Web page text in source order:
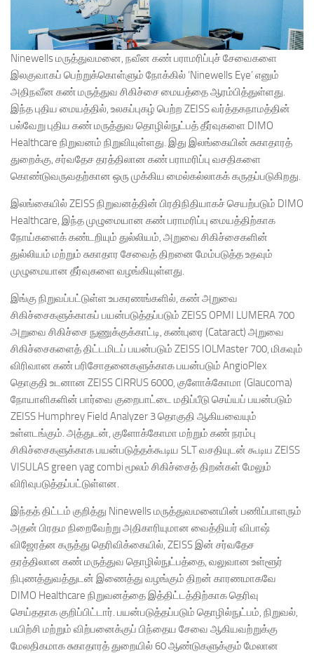
Ninewells மருத்துவமனை, நவீன கண் பராமரிப்புச் சேவைகளை
இலகுவாகப் பெற்றுக்கொள்ளும் நோக்கில் ‘Ninewells Eye’ எனும்
அதிநவீன கண் மருத்துவ சிகிச்சை மையத்தை ஆரம்பித்துள்ளது.
இந்த புதிய மையத்தில், உலகப்புகழ் பெற்ற ZEISS வர்த்தகநாமத்தின்
பல்வேறு புதிய கண் மருத்துவ தொழில்நுட்பத் தீர்வுகளை DIMO
Healthcare நிறுவனம் நிறுவியுள்ளது. இது இலங்கையின் சுகாதாரத்
துறைக்கு, சர்வதேச தரத்திலான கண் பராமரிப்பு வசதிகளை
கொண்டுவருவதற்கான ஒரு முக்கிய மைல்கல்லாகக் கருதப்படுகிறது.
இலங்கையில் ZEISS நிறுவனத்தின் பிரதிநிதியாகச் செயற்படும் DIMO
Healthcare, இந்த முழுமையான கண் பராமரிப்பு மையத்திற்காக
நோய்களைக் கண்டறியும் துல்லியம், அறுவை சிகிச்சைகளின்
துல்லியம் மற்றும் சுகாதார சேவைத் திறனை மேம்படுத்த உதவும்
முழுமையான தீர்வுகளை வழங்கியுள்ளது.
இங்கு நிறுவப்பட்டுள்ள உபகரணங்களில், கண் அறுவை
சிகிச்சைகளுக்காகப் பயன்படுத்தப்படும் ZEISS OPMI LUMERA 700
அறுவை சிகிச்சை நுணுக்குக்காட்டி, கண்புரை (Cataract) அறுவை
சிகிச்சைகளைத் திட்டமிடப் பயன்படும் ZEISS IOLMaster 700, மிகவும்
விரிவான கண் பரிசோதனைகளுக்காக பயன்படும் AngioPlex
தொகுதி உடனான ZEISS CIRRUS 6000, குளோக்கோமா (Glaucoma)
நோயாளிகளின் பார்வை குறைபாட்டை மதிப்பீடு செய்யப் பயன்படும்
ZEISS Humphrey Field Analyzer 3 தொகுதி ஆகியவையும்
உள்ளடங்கும். அத்துடன், குளோக்கோமா மற்றும் கண் நரம்பு
சிகிச்சைகளுக்காக பயன்படுத்தக்கூடிய SLT வசதியுடன் கூடிய ZEISS
VISULAS green yag combi மூலம் சிகிச்சைத் திறன்கள் மேலும்
விரிவுபடுத்தப்பட்டுள்ளன.
இந்தத் திட்டம் குறித்து Ninewells மருத்துவமனையின் பணிப்பாளரும்
அதன் பிரதம நிறைவேற்று அதிகாரியுமான வைத்தியர் விபாஷ்
விஜேரத்ன கருத்து தெரிவிக்கையில், ZEISS இன் சர்வதேச
தரத்திலான கண் மருத்துவ தொழில்நுட்பத்தை, வலுவான உள்ளூர்
நிபுணத்துவத்துடன் இணைத்து வழங்கும் திறன் காரணமாகவே
DIMO Healthcare நிறுவனத்தை இத்திட்டத்திற்காக தெரிவு
செய்ததாக குறிப்பிட்டார். பயன்படுத்தப்படும் தொழில்நுட்பம், நிறுவல்,
பயிற்சி மற்றும் விற்பனைக்குப் பிந்தைய சேவை ஆகியவற்றுக்கு
மேலதிகமாக சுகாதாரத் துறையில் 60 ஆண்டுகளுக்கும் மேலான